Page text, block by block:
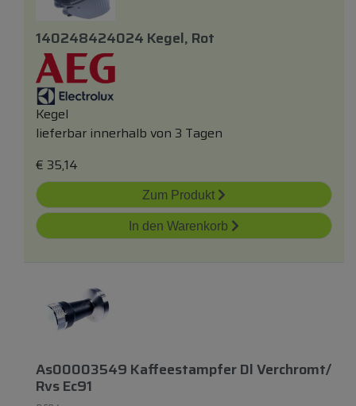
140248424024 Kegel, Rot
Kegel
lieferbar innerhalb von 3 Tagen
€ 35,14
Zum Produkt
In den Warenkorb
As00003549 Kaffeestampfer Dl Verchromt/
Rvs Ec91